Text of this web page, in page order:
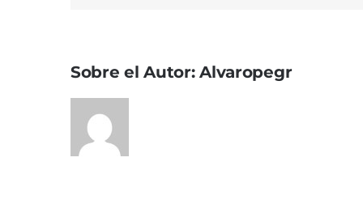
Sobre el Autor:Alvaropegr